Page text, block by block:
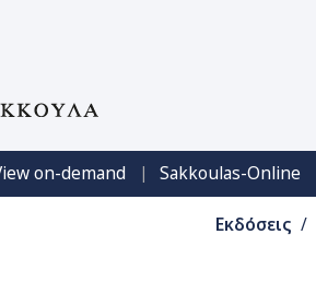
on-demand | Sakkoulas-Online
Εκδόσεις /